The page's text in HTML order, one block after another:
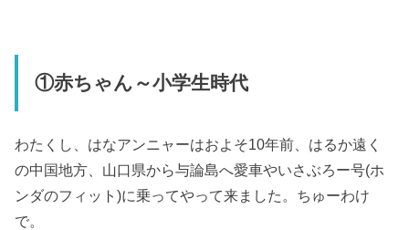
①赤ちゃん～小学生時代
わたくし、はなアンニャーはおよそ10年前、はるか遠く
の中国地方、山口県から与論島へ愛車やいさぶろー号(ホ
ンダのフィット)に乗ってやって来ました。ちゅーわけ
で。